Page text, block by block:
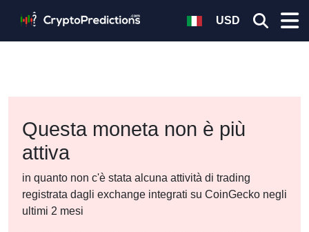
USD
Questa moneta non è più
attiva
in quanto non c'è stata alcuna attività di trading
registrata dagli exchange integrati su CoinGecko negli
ultimi 2 mesi